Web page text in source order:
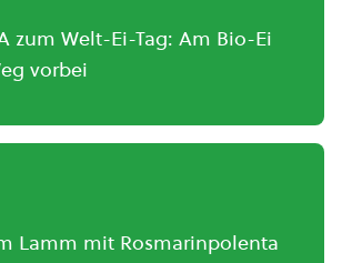
zum Welt-Ei-Tag: Am Bio-Ei
vorbei
Lamm mit Rosmarinpolenta